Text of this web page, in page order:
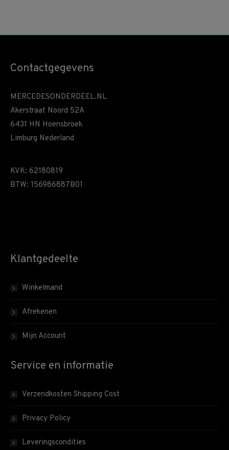
Contactgegevens
MERCEDESONDERDEEL.NL
Akerstraat Noord 52A
6431 HN Hoensbroek
Limburg Nederland
KVK: 62180819
BTW: 156986887B01
Klantgedeelte
Winkelmand
Afrekenen
Mijn Account
Service en informatie
Verzendkosten Shipping Cost
Privacy Policy
Leveringscondities